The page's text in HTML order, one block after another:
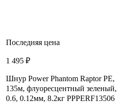
Последняя цена
1 495 ₽
Шнур Power Phantom Raptor PE,
135м, флуоресцентный зеленый,
0.6, 0.12мм, 8.2кг PPPERF13506